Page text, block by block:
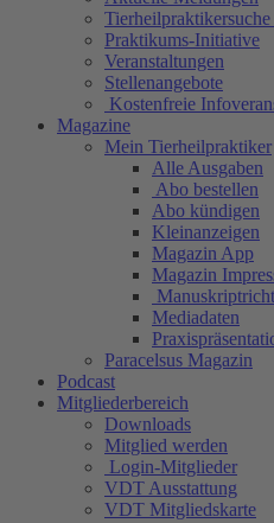
Praktikums-Initiative
Veranstaltungen
Stellenangebote
Kostenfreie
Magazine
Mein Tierheilpraktiker
Alle Ausgaben
Abo bestellen
Abo kündigen
Kleinanzeigen
Magazin App
Magazin
Mediadaten
Paracelsus Magazin
Podcast
Mitgliederbereich
Downloads
Mitglied werden
Login-Mitglieder
VDT Ausstattung
VDT Mitgliedskarte